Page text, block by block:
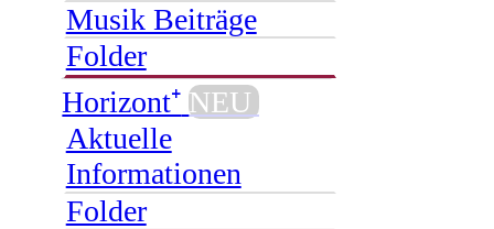
Musik Beiträge
Folder
Horizont⁺ NEU
Aktuelle
Informationen
Folder